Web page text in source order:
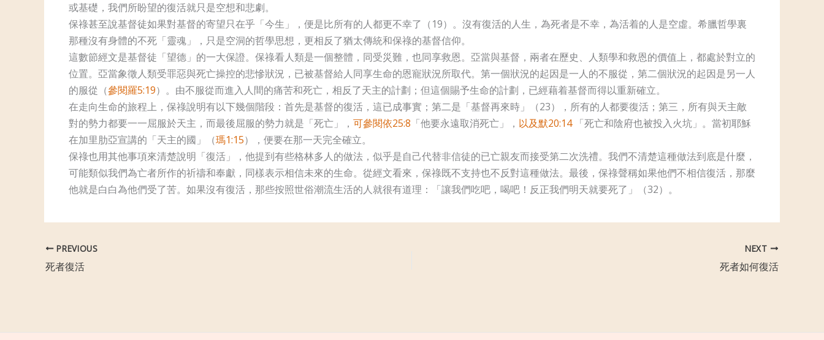
或基礎，我們所盼望的復活就只是空想和悲劇。
保祿甚至說基督徒如果對基督的寄望只在乎「今生」，便是比所有的人都更不幸了（19）。沒有復活的人生，為死者是不幸，為活着的人是空虛。希臘哲學裏
那種沒有身體的不死「靈魂」，只是空洞的哲學思想，更相反了猶太傳統和保祿的基督信仰。
這數節經文是基督徒「望德」的一大保證。保祿看人類是一個整體，同受災難，也同享救恩。亞當與基督，兩者在歷史、人類學和救恩的價值上，都處於對立的
位置。亞當象徵人類受罪惡與死亡操控的悲慘狀況，已被基督給人同享生命的恩寵狀況所取代。第一個狀況的起因是一人的不服從，第二個狀況的起因是另一人
的服從（參閱羅5:19）。由不服從而進入人間的痛苦和死亡，相反了天主的計劃；但這個賜予生命的計劃，已經藉着基督而得以重新確立。
在走向生命的旅程上，保祿說明有以下幾個階段：首先是基督的復活，這已成事實；第二是「基督再來時」（23），所有的人都要復活；第三，所有與天主敵
對的勢力都要一一屈服於天主，而最後屈服的勢力就是「死亡」， 可參閱依25:8 「他要永遠取消死亡」， 以及默20:14「死亡和陰府也被投入火坑」。當初耶穌
在加里肋亞宣講的「天主的國」（瑪1:15），便要在那一天完全確立。
保祿也用其他事項來清楚說明「復活」，他提到有些格林多人的做法，似乎是自己代替非信徒的已亡親友而接受第二次洗禮。我們不清楚這種做法到底是什麼，
可能類似我們為亡者所作的祈禱和奉獻，同樣表示相信未來的生命。從經文看來，保祿既不支持也不反對這種做法。最後，保祿聲稱如果他們不相信復活，那麼
他就是白白為他們受了苦。如果沒有復活，那些按照世俗潮流生活的人就很有道理：「讓我們吃吧，喝吧！反正我們明天就要死了」（32）。
PREVIOUS
死者復活
NEXT
死者如何復活